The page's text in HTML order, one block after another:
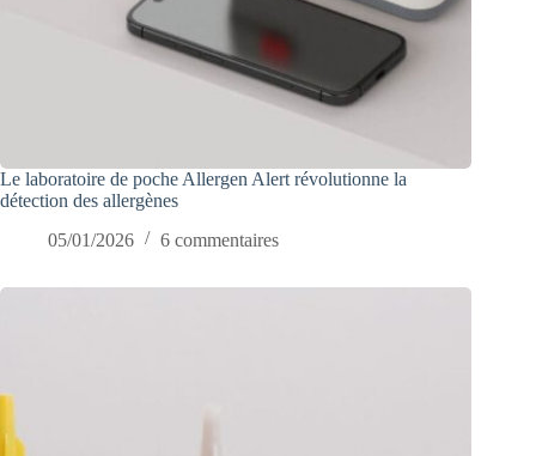
Le laboratoire de poche Allergen Alert révolutionne la
détection des allergènes
05/01/2026
6 commentaires